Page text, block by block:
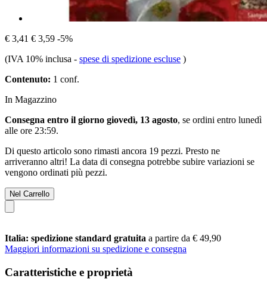
€ 3,41 € 3,59 -5%
(IVA 10% inclusa - spese di spedizione escluse )
Contenuto: 1 conf.
In Magazzino
Consegna entro il giorno giovedì, 13 agosto, se ordini entro lunedì
alle ore 23:59.
Di questo articolo sono rimasti ancora 19 pezzi. Presto ne
arriveranno altri! La data di consegna potrebbe subire variazioni se
vengono ordinati più pezzi.
Nel Carrello
Italia: spedizione standard gratuita a partire da € 49,90
Maggiori informazioni su spedizione e consegna
Caratteristiche e proprietà